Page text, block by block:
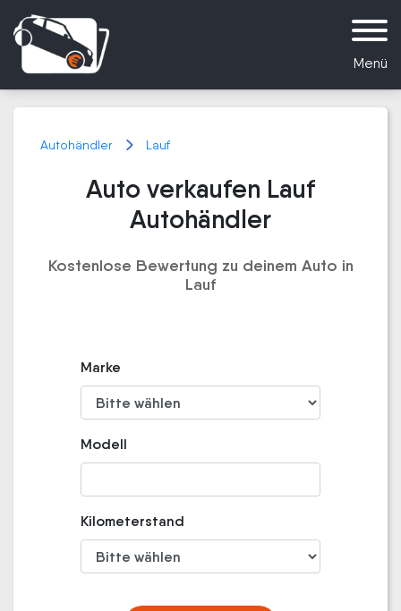
Menü
Autohändler Lauf
Auto verkaufen Lauf
Autohändler
Kostenlose Bewertung zu deinem Auto in
Lauf
Marke
Modell
Kilometerstand